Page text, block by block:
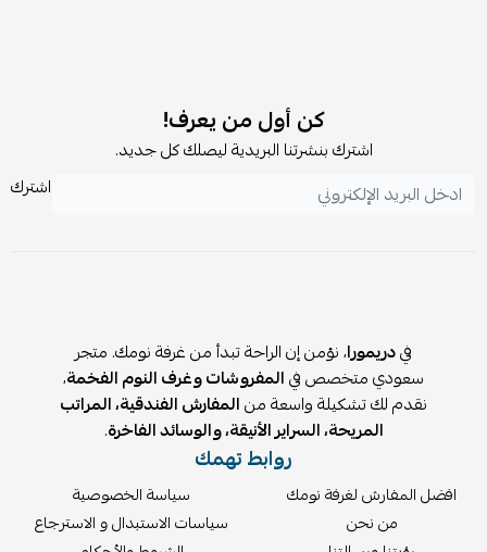
كن أول من يعرف!
اشترك بنشرتنا البريدية ليصلك كل جديد.
اشترك
فيدريمورا، نؤمن إن الراحة تبدأ من غرفة نومك. متجر
سعودي متخصص فيالمفروشات وغرف النوم الفخمة،
نقدم لك تشكيلة واسعة منالمفارش الفندقية، المراتب
المريحة، السراير الأنيقة، والوسائد الفاخرة.
روابط تهمك
افضل المفارش لغرفة نومك
من نحن
سياسة الخصوصية
سياسات الاستبدال و الاسترجاع